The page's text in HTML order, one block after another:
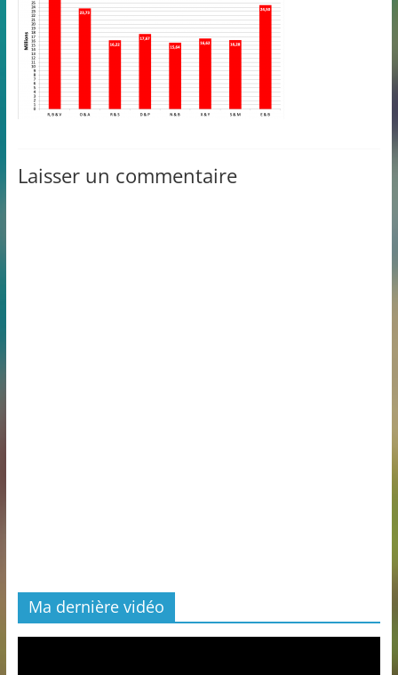
Laisser un commentaire
Ma dernière vidéo